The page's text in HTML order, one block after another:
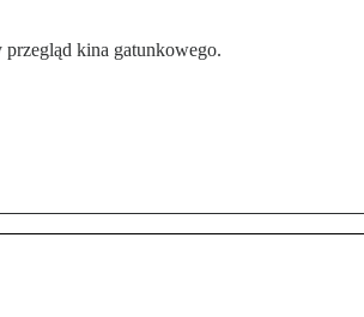
kina gatunkowego.